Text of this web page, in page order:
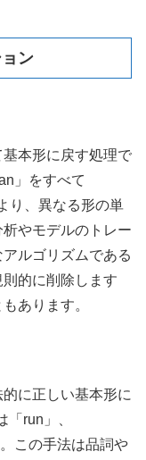
ン
本形に戻す処理で
」をすべて
り、異なる形の単
やモデルのトレー
ルゴリズムである
的に削除します
あります。
に正しい基本形に
run」、
この手法は品詞や